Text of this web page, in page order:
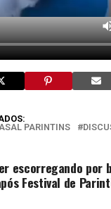
PARINTINS
escorregando por
Festival de